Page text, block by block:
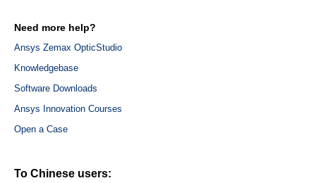
Need more help?
Ansys Zemax OpticStudio
Knowledgebase
Software Downloads
Ansys Innovation Courses
Open a Case
To Chinese users: